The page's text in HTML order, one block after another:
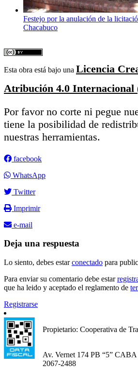
Festejo por la anulación de la
Chacabuco
Esta obra está bajo una Licencia
Atribución 4.0 Internacional
Por favor no corte ni pegue
tiene la posibilidad de
nuestras herramientas.
facebook
WhatsApp
Twitter
Imprimir
e-mail
Deja una respuesta
Lo siento, debes estarconectado para
Para enviar su comentario debe estar
que ha leido y aceptado el reglamento de
Registrarse
Propietario: Cooperativa de
Av. Vernet 174 PB “5”
2067-2488